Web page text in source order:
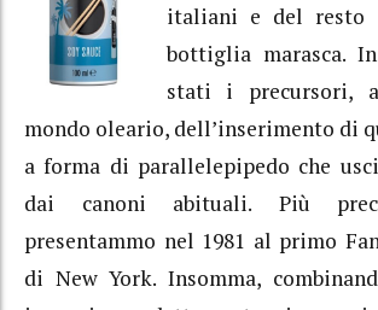
italiani e del resto
bottiglia marasca.
stati i precursori,
mondo oleario, dell’inserimento di
a forma di parallelepipedo che
dai canoni abituali. Più
presentammo nel 1981 al primo
di New York. Insomma,